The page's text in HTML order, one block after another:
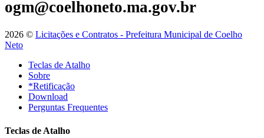
ogm@coelhoneto.ma.gov.br
2026 © Licitações e Contratos - Prefeitura Municipal de Coelho
Neto
Teclas de Atalho
Sobre
*Retificação
Download
Perguntas Frequentes
Teclas de Atalho